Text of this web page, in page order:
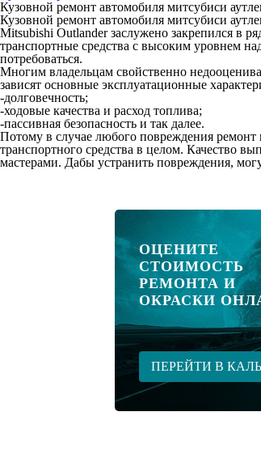
Кузовной ремонт автомобиля митсубиси
Кузовной ремонт автомобиля митсубиси
Mitsubishi Outlander заслужено закрепился в
транспортные средства с высоким уровнем
потребоваться.
Многим владельцам свойственно
зависят основные эксплуатационные
-долговечность;
-ходовые качества и расход топлива;
-пассивная безопасность и так далее.
Потому в случае любого повреждения ремонт
транспортного средства в целом. Качество
мастерами. Дабы устранить повреждения,
ОЦЕНИТЕ
СТОИМОСТЬ
РЕМОНТА И
ОКРАСКИ
ПЕРЕЙТИ В